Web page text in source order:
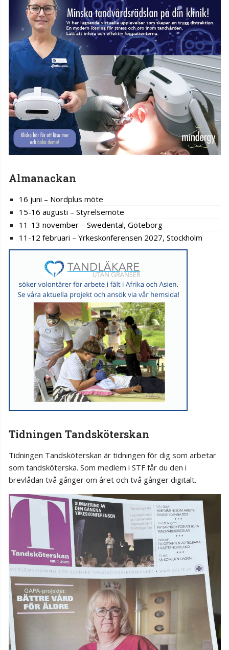
Almanackan
16 juni – Nordplus möte
15-16 augusti – Styrelsemöte
11-13 november – Swedental, Göteborg
11-12 februari – Yrkeskonferensen 2027, Stockholm
Tidningen Tandsköterskan
Tidningen Tandsköterskan är tidningen för dig som arbetar
som tandsköterska. Som medlem i STF får du den i
brevlådan två gånger om året och två gånger digitalt.